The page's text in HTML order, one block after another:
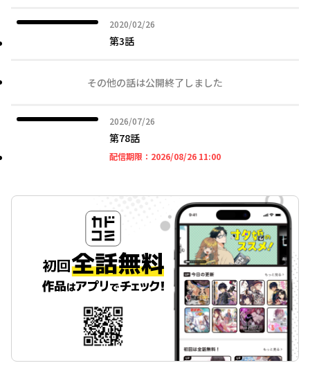
2020/02/26
2020年02月26日
第3話
その他の話は公開終了しました
2026/07/26
2026年07月26日
第78話
配信期限： 2026/08/26 11:002026年08月26日 11時